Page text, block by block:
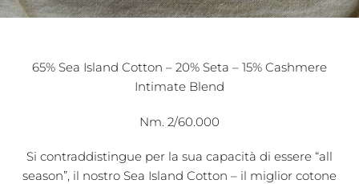
65% Sea Island Cotton – 20% Seta – 15% Cashmere
Intimate Blend
Nm. 2/60.000
Si contraddistingue per la sua capacità di essere “all
season”, il nostro Sea Island Cotton – il miglior cotone